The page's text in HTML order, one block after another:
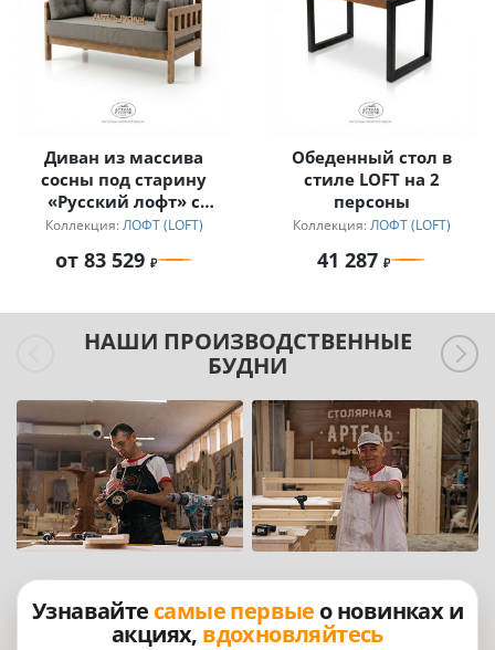
Диван из массива
сосны под старину
«Русский лофт» с
подушками
Коллекция: ЛОФТ (LOFT)
от 83 529
Обеденный стол в
стиле LOFT на 2
персоны
Коллекция: ЛОФТ (LOFT)
41 287
НАШИ ПРОИЗВОДСТВЕННЫЕ
БУДНИ
Узнавайте самые первые о новинках и
акциях, вдохновляйтесь